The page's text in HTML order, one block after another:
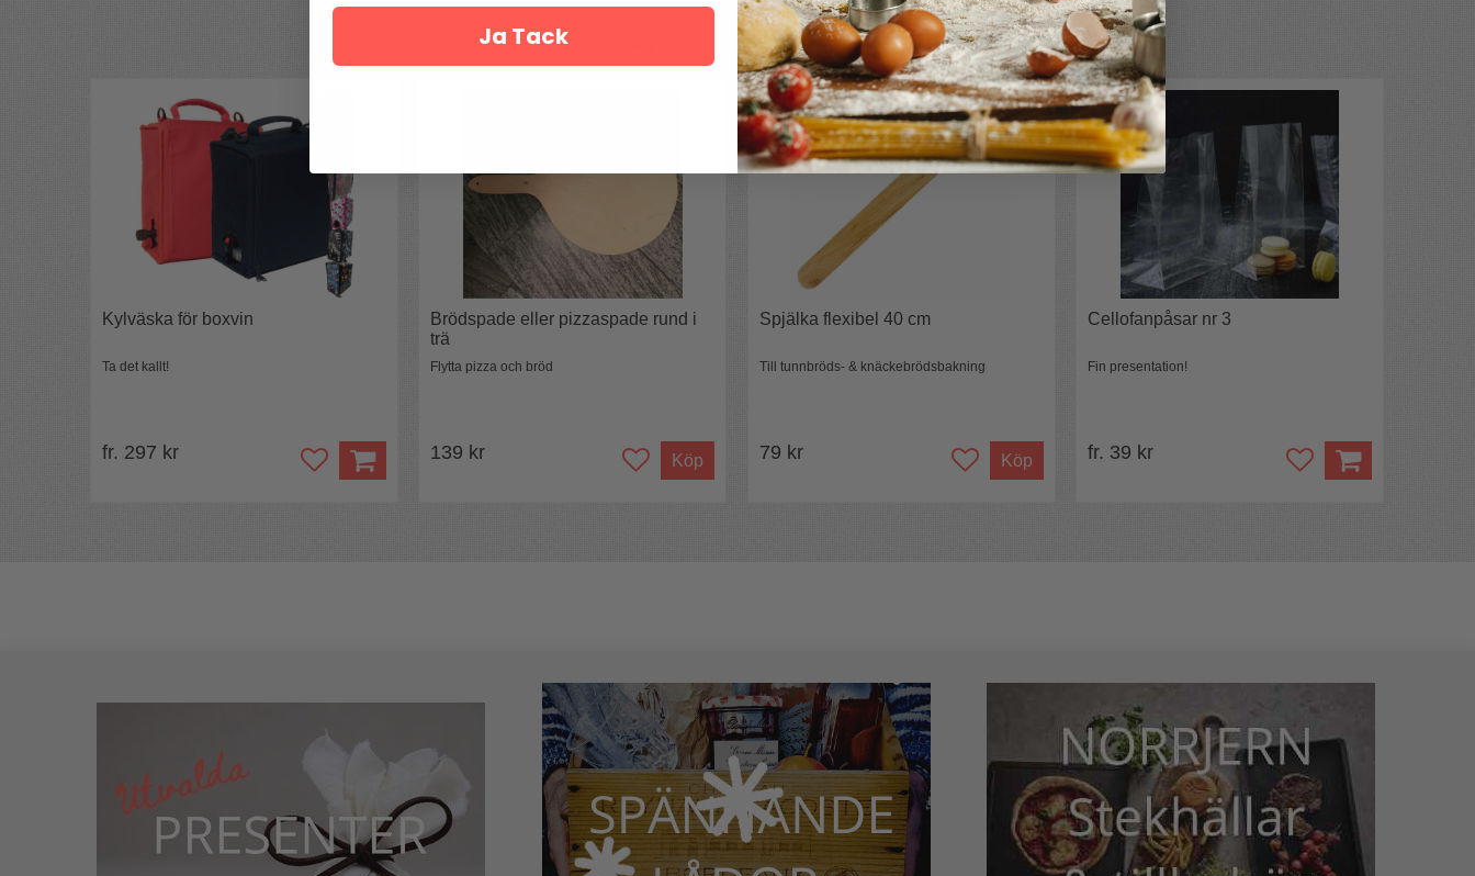
Andra köpte även
Kylväska för boxvin
Ta det kallt!
fr. 297 kr
Brödspade eller pizzaspade rund i
trä
Flytta pizza och bröd
139 kr Köp
Spjälka flexibel 40 cm
Till tunnbröds- & knäckebrödsbakning
79 kr Köp
Cellofanpåsar nr 3
Fin presentation!
fr. 39 kr
Ja Tack